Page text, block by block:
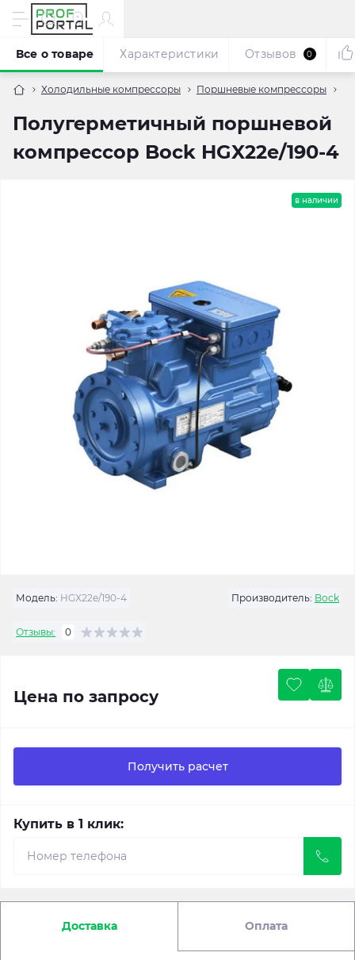
Холодильные компрессоры Поршневые компрессоры
Полугерметичный поршневой
компрессор Bock HGX22e/190-4
Все о товаре Характеристики Отзывов 0
в наличии
Модель: HGX22e/190-4 Производитель: Bock
Отзывы: 0
Цена по запросу
Получить расчет
Купить в 1 клик:
Доставка Оплата